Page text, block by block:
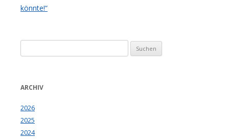
könnte!“
nach:
ARCHIV
2026
2025
2024